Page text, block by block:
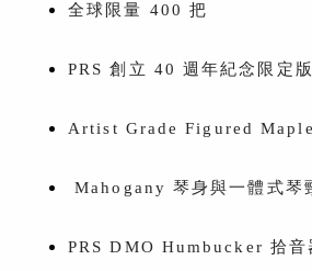
全球限量 400 把
PRS 創立 40 週年紀念限定版
Artist Grade Figured
Mahogany 琴身與一體式琴
PRS DMO Humbucker 拾音